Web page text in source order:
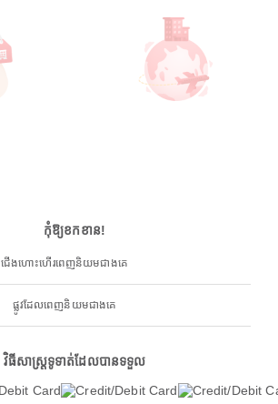
កុំឱ្យខកខាន!
ជើងហោះហើរពេញនិយមជាងគេ
ផ្លូវដែលពេញនិយមជាងគេ
វិធីសាស្ត្រទូទាត់ដែលបានទទួល